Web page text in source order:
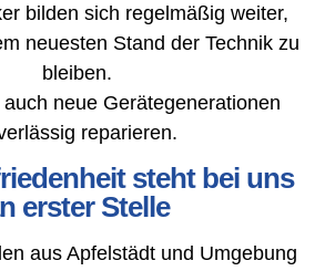
bilden sich regelmäßig weiter,
neuesten Stand der Technik zu
bleiben.
neue Gerätegenerationen
reparieren.
steht bei uns
erster Stelle
aus Apfelstädt und Umgebung